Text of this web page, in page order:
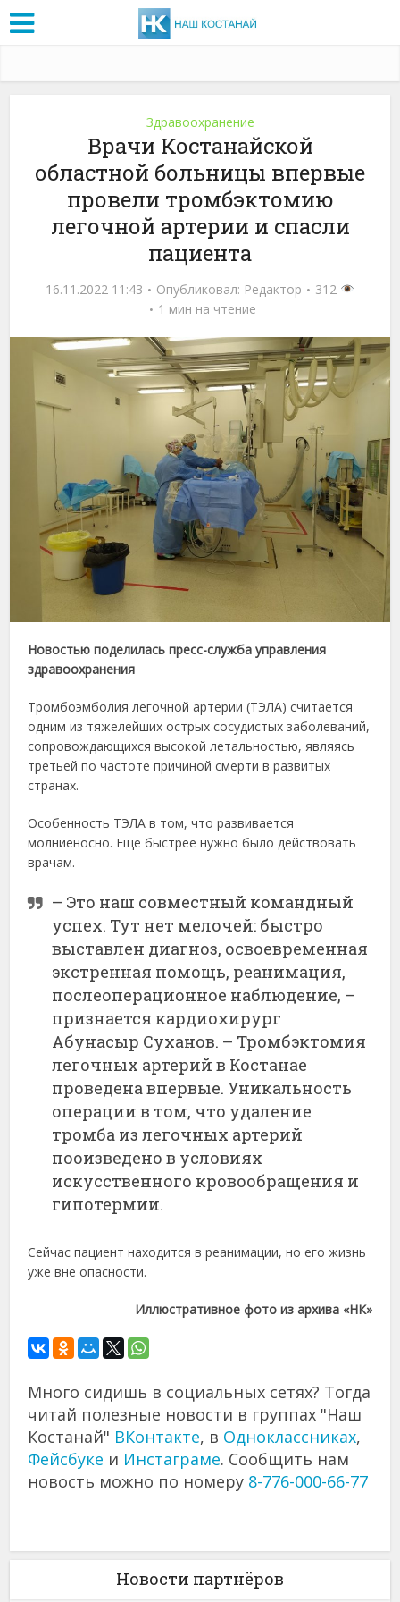
Здравоохранение
Врачи Костанайской
областной больницы впервые
провели тромбэктомию
легочной артерии и спасли
пациента
16.11.2022 11:43 Опубликовал: Редактор
312
1 мин на чтение
Новостью поделилась пресс-служба управления
здравоохранения
Тромбоэмболия легочной артерии (ТЭЛА) считается
одним из тяжелейших острых сосудистых заболеваний,
сопровождающихся высокой летальностью, являясь
третьей по частоте причиной смерти в развитых
странах.
Особенность ТЭЛА в том, что развивается
молниеносно. Ещё быстрее нужно было действовать
врачам.
– Это наш совместный командный
успех. Тут нет мелочей: быстро
выставлен диагноз, освоевременная
экстренная помощь, реанимация,
послеоперационное наблюдение, –
признается кардиохирург
Абунасыр Суханов. – Тромбэктомия
легочных артерий в Костанае
проведена впервые. Уникальность
операции в том, что удаление
тромба из легочных артерий
пооизведено в условиях
искусственного кровообращения и
гипотермии.
Сейчас пациент находится в реанимации, но его жизнь
уже вне опасности.
Иллюстративное фото из архива «НК»
Много сидишь в социальных сетях? Тогда
читай полезные новости в группах "Наш
Костанай" ВКонтакте, в Одноклассниках,
Фейсбуке и Инстаграме. Сообщить нам
новость можно по номеру 8-776-000-66-77
Новости партнёров